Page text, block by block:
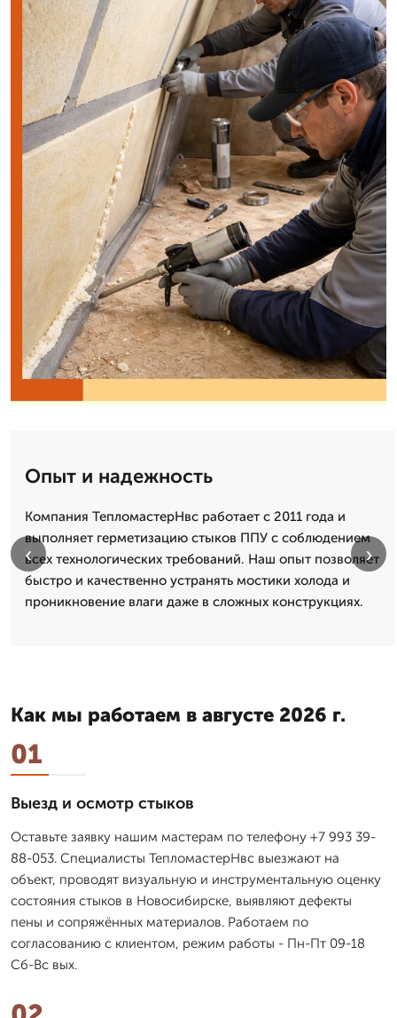
Опыт и надежность
Компания ТепломастерНвс работает с 2011 года и
выполняет герметизацию стыков ППУ с соблюдением
всех технологических требований. Наш опыт позволяет
быстро и качественно устранять мостики холода и
проникновение влаги даже в сложных конструкциях.
‹ ›
Как мы работаем в августе 2026 г.
01
Выезд и осмотр стыков
Оставьте заявку нашим мастерам по телефону +7 993 39-
88-053. Специалисты ТепломастерНвс выезжают на
объект, проводят визуальную и инструментальную оценку
состояния стыков в Новосибирске, выявляют дефекты
пены и сопряжённых материалов. Работаем по
согласованию с клиентом, режим работы - Пн-Пт 09-18
Сб-Вс вых.